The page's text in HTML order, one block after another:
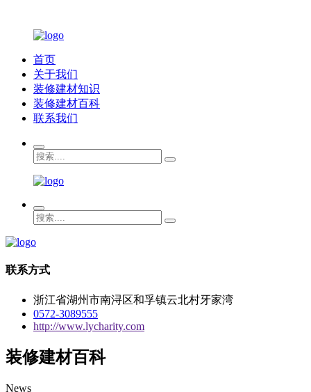
首页
关于我们
装修建材知识
装修建材百科
联系我们
联系方式
浙江省湖州市南浔区和孚镇云北村牙家湾
0572-3089555
http://www.lycharity.com
装修建材百科
News